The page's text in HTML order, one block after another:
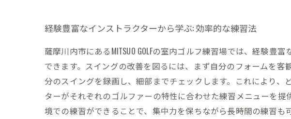
経験豊富なインストラクターから学ぶ: 効率的な練習法
薩摩川内市にあるMITSUO GOLFの室内ゴルフ練習場では、経験
できます。スイングの改善を図るには、まず自分のフォームを客
分のスイングを録画し、細部までチェックします。これにより
ターがそれぞれのゴルファーの特性に合わせた練習メニューを
境での練習ができることで、集中力を保ちながら長時間の練習